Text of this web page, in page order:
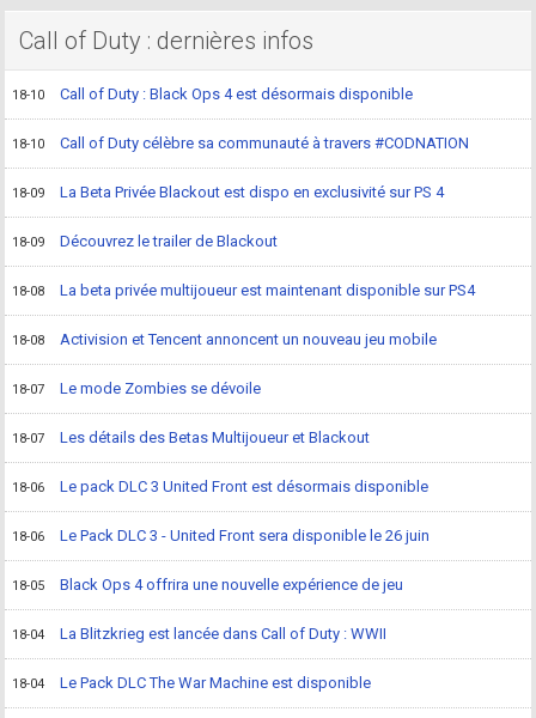
Call of Duty : dernières infos
18-10 Call of Duty : Black Ops 4 est désormais disponible
18-10 Call of Duty célèbre sa communauté à travers #CODNATION
18-09 La Beta Privée Blackout est dispo en exclusivité sur PS 4
18-09 Découvrez le trailer de Blackout
18-08 La beta privée multijoueur est maintenant disponible sur PS4
18-08 Activision et Tencent annoncent un nouveau jeu mobile
18-07 Le mode Zombies se dévoile
18-07 Les détails des Betas Multijoueur et Blackout
18-06 Le pack DLC 3 United Front est désormais disponible
18-06 Le Pack DLC 3 - United Front sera disponible le 26 juin
18-05 Black Ops 4 offrira une nouvelle expérience de jeu
18-04 La Blitzkrieg est lancée dans Call of Duty : WWII
18-04 Le Pack DLC The War Machine est disponible